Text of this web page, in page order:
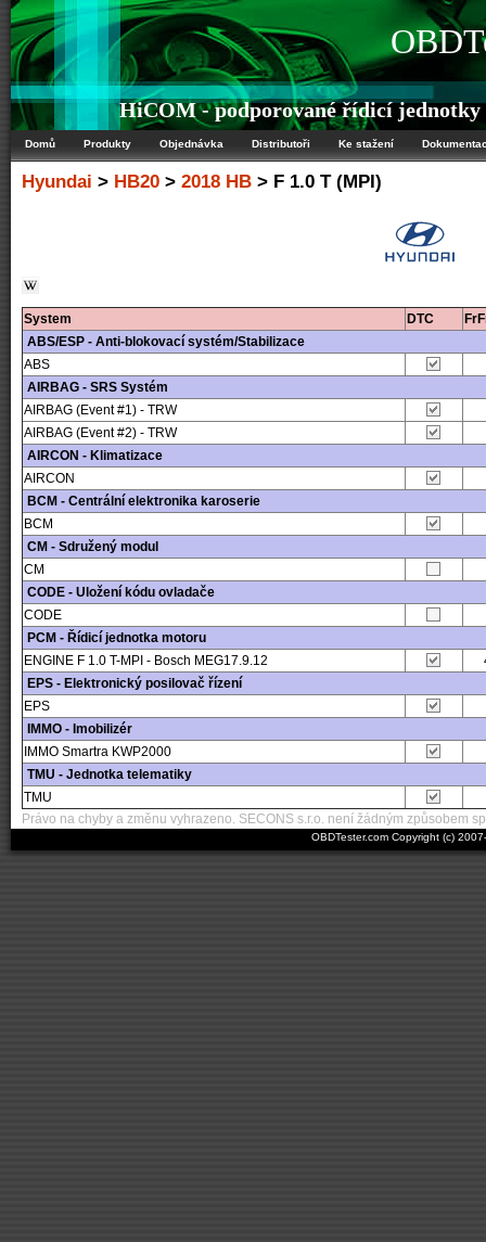
HiCOM - podporované řídicí jednotky
Domů Produkty Objednávka Distributoři Ke stažení
Hyundai > HB20 > 2018 HB > F 1.0 T (MPI)
System DTC
ABS/ESP - Anti-blokovací systém/Stabilizace
ABS
AIRBAG - SRS Systém
AIRBAG (Event #1) - TRW
AIRBAG (Event #2) - TRW
AIRCON - Klimatizace
AIRCON
BCM - Centrální elektronika karoserie
BCM
CM - Sdružený modul
CM
CODE - Uložení kódu ovladače
CODE
PCM - Řídicí jednotka motoru
ENGINE F 1.0 T-MPI - Bosch MEG17.9.12
EPS - Elektronický posilovač řízení
EPS
IMMO - Imobilizér
IMMO Smartra KWP2000
TMU - Jednotka telematiky
TMU
Právo na chyby a změnu vyhrazeno. SECONS s.r.o. není žádným způsobem
OBDTester.com Copyright (c)